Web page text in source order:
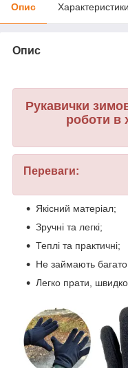
Опис Характеристики
Опис
Рукавички
роботи в
Переваги:
Якісний матеріал;
Зручні та легкі;
Теплі та практичні;
Не займають багато
Легко прати,